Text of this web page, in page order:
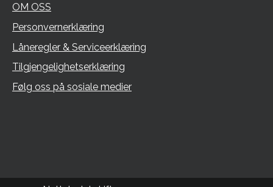
OM OSS
Personvernerklæring
Låneregler & Serviceerklæring
Tilgjengelighetserklæring
Følg oss på sosiale medier